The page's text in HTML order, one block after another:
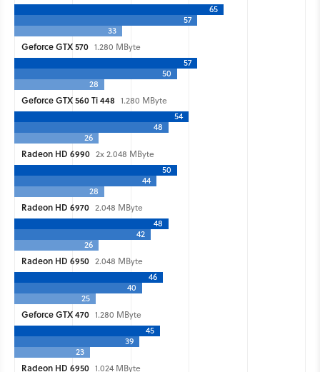
65
57
33
Geforce GTX 570 1.280 MByte
57
50
28
Geforce GTX 560 Ti 448 1.280 MByte
54
48
26
Radeon HD 6990 2x 2.048 MByte
50
44
28
Radeon HD 6970 2.048 MByte
48
42
26
Radeon HD 6950 2.048 MByte
46
40
25
Geforce GTX 470 1.280 MByte
45
39
23
Radeon HD 6950 1.024 MByte